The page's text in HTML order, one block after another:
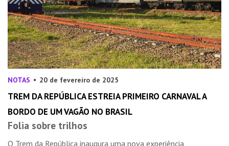
NOTAS 20 de fevereiro de 2025
TREM DA REPÚBLICA ESTREIA PRIMEIRO CARNAVAL A
BORDO DE UM VAGÃO NO BRASIL
Folia sobre trilhos
O Trem da República inaugura uma nova experiência